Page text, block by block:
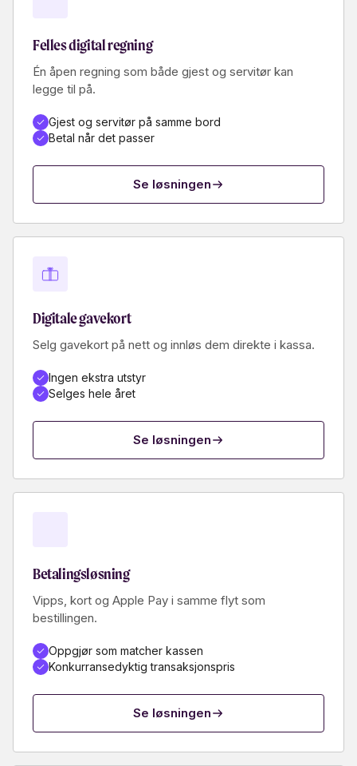
Felles digital regning
Én åpen regning som både gjest og servitør kan
legge til på.
Gjest og servitør på samme bord
Betal når det passer
Se løsningen
Digitale gavekort
Selg gavekort på nett og innløs dem direkte i kassa.
Ingen ekstra utstyr
Selges hele året
Se løsningen
Betalingsløsning
Vipps, kort og Apple Pay i samme flyt som
bestillingen.
Oppgjør som matcher kassen
Konkurransedyktig transaksjonspris
Se løsningen